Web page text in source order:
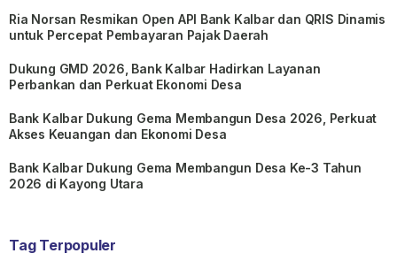
Ria Norsan Resmikan Open API Bank Kalbar dan QRIS Dinamis
untuk Percepat Pembayaran Pajak Daerah
Dukung GMD 2026, Bank Kalbar Hadirkan Layanan
Perbankan dan Perkuat Ekonomi Desa
Bank Kalbar Dukung Gema Membangun Desa 2026, Perkuat
Akses Keuangan dan Ekonomi Desa
Bank Kalbar Dukung Gema Membangun Desa Ke-3 Tahun
2026 di Kayong Utara
Tag Terpopuler